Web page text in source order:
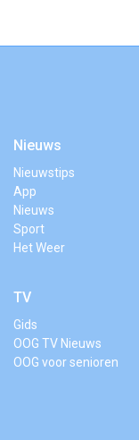
Nieuws
Nieuwstips
App
Nieuws
Sport
Het Weer
TV
Gids
OOG TV Nieuws
OOG voor senioren